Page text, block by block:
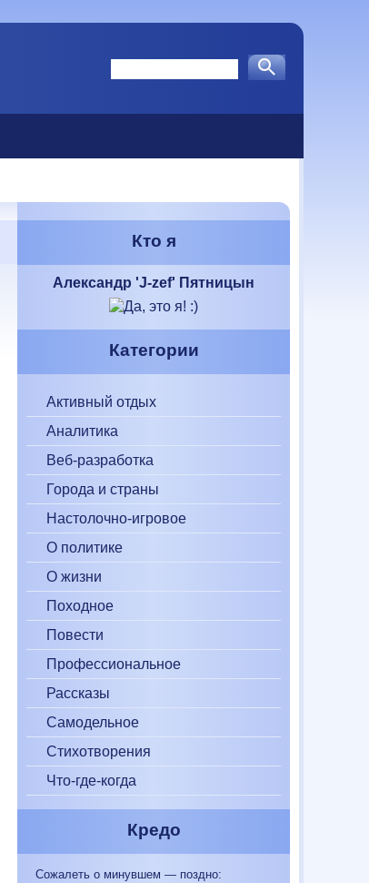
Кто я
Александр 'J-zef' Пятницын
Категории
Активный отдых
Аналитика
Веб-разработка
Города и страны
Настолочно-игровое
О политике
О жизни
Походное
Повести
Профессиональное
Рассказы
Самодельное
Стихотворения
Что-где-когда
Кредо
Сожалеть о минувшем — поздно: